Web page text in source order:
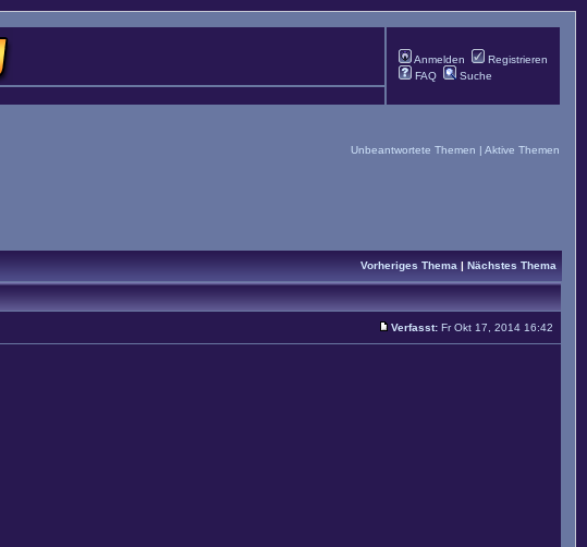
Anmelden
Registrieren
FAQ
Suche
Unbeantwortete Themen | Aktive Themen
Vorheriges Thema | Nächstes Thema
Verfasst: Fr Okt 17, 2014 16:42